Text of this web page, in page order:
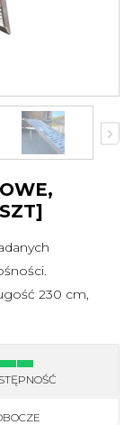
torby
nawigacja
230 cm,